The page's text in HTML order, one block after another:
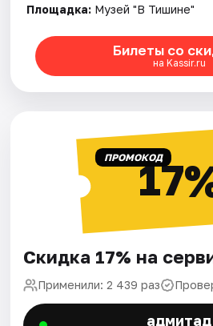
Рейтинги
Площадка: Музей "В Тишине"
Билеты со
на Kassir.ru
ПРОМОКОД
Скидка 17% на
Применили: 2 439 раз
адмитад